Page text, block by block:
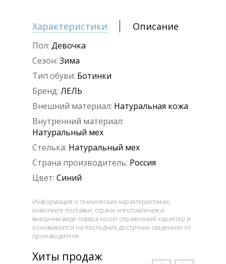
Характеристики Описание
Пол: Девочка
Сезон: Зима
Тип обуви: Ботинки
Бренд: ЛЕЛЬ
Внешний материал: Натуральная кожа
Внутренний материал:
Натуральный мех
Стелька: Натуральный мех
Страна производитель: Россия
Цвет: Синий
Информация о технических характеристиках,
комплекте поставки, стране изготовления и
внешнем виде товара носит справочный характер и
основывается на последних доступных сведениях от
производителя
Хиты продаж